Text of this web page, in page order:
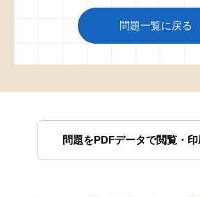
問題一覧に戻る
問題をPDFデータで閲覧・